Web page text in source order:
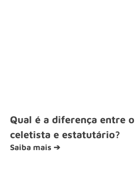
Qual é a diferença entre
celetista e estatutário?
Saiba mais ➔